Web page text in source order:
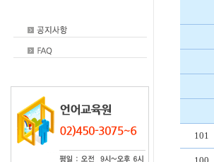
101